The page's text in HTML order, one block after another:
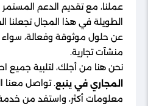
عملنا، مع تقديم الدعم المستمر
الطويلة في هذا المجال تجعلنا
عن حلول موثوقة وفعالة، سواء
منشآت تجارية.
نحن هنا من أجلك، لتلبية جميع
المجاري في ينبع. تواصل معنا
معلومات أكثر، واستفد من